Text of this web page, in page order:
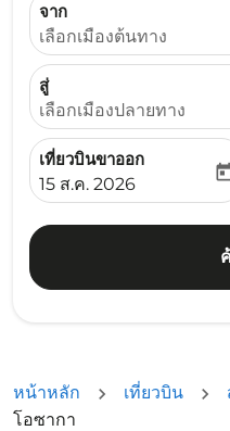
จาก
เลือกเมืองต้นทาง
สู่
เลือกเมืองปลายทาง
เที่ยวบินขาออก
fc-booking-
15 ส.ค. 2026
หน้าหลัก เที่ยวบิน
โอซากา